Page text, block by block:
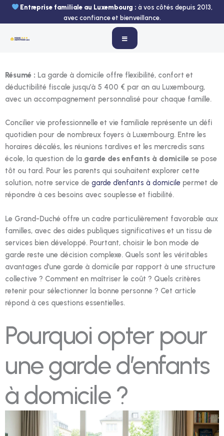
Aller
Entreprise familiale au Luxembourg : à vos côtés depuis 2013,
avec confiance et bienveillance.
Résumé : La garde à domicile offre flexibilité, confort et
déductibilité fiscale jusqu’à 5 400 € par an au Luxembourg,
avec un accompagnement personnalisé pour chaque famille.
Concilier vie professionnelle et vie familiale représente un défi
quotidien pour de nombreux foyers à Luxembourg. Entre les
horaires décalés, les réunions tardives et les mercredis sans
école, la question de la garde des enfants à domicile se pose
tôt ou tard. Pour les parents qui souhaitent explorer cette
solution, notre service de garde d’enfants à domicile permet de
répondre à ces besoins avec souplesse et fiabilité.
Le Grand-Duché offre un cadre particulièrement favorable aux
familles, avec des aides publiques significatives et un tissu de
services bien développé. Pourtant, choisir le bon mode de
garde reste une décision complexe. Quels sont les véritables
avantages d’une garde à domicile par rapport à une structure
collective ? Comment en maîtriser le coût ? Quels critères
retenir pour sélectionner la bonne personne ? Cet article
répond à ces questions essentielles.
Pourquoi opter pour
une garde d’enfants
à domicile ?